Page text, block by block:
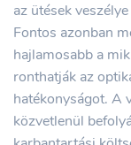
az ütések
Fontos azonban
hajlamosabb a
ronthatják az
hatékonyságot. A
közvetlenül